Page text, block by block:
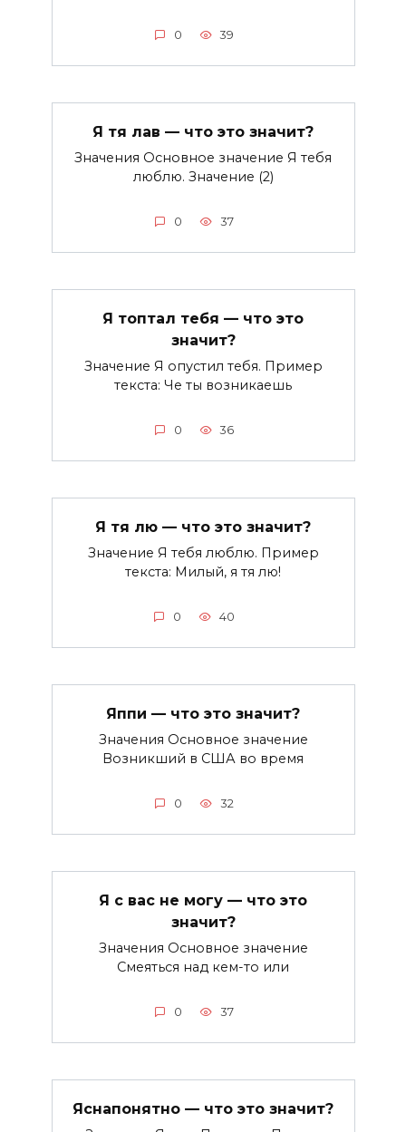
0 39
Я тя лав — что это значит?
Значения Основное значение Я тебя
люблю. Значение (2)
0 37
Я топтал тебя — что это
значит?
Значение Я опустил тебя. Пример
текста: Че ты возникаешь
0 36
Я тя лю — что это значит?
Значение Я тебя люблю. Пример
текста: Милый, я тя лю!
0 40
Яппи — что это значит?
Значения Основное значение
Возникший в США во время
0 32
Я с вас не могу — что это
значит?
Значения Основное значение
Смеяться над кем-то или
0 37
Яснапонятно — что это значит?